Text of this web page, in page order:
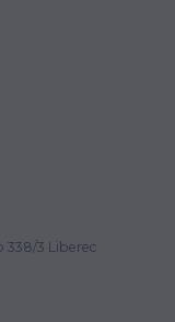
338/3 Liberec